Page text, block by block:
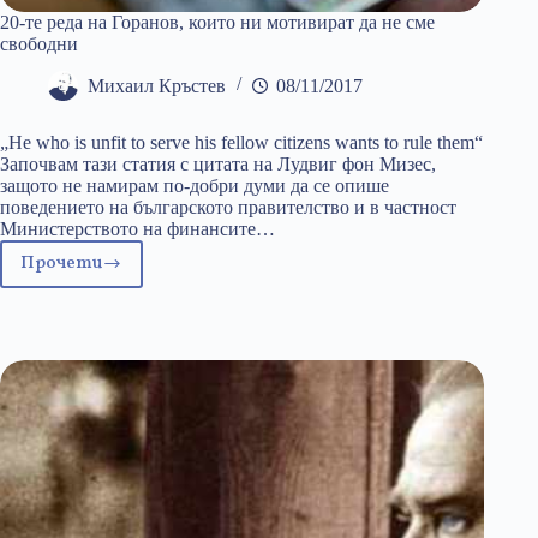
20-те реда на Горанов, които ни мотивират да не сме
свободни
Михаил Кръстев 08/11/2017
„He who is unfit to serve his fellow citizens wants to rule them“
Започвам тази статия с цитата на Лудвиг фон Мизес,
защото не намирам по-добри думи да се опише
поведението на българското правителство и в частност
Министерството на финансите…
Прочети
20-
Горанов,
които
ни
мотивират
да
не
сме